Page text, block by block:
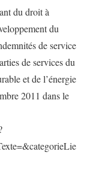
du droit à
du
de service
de services du
et de l’énergie
2011 dans le